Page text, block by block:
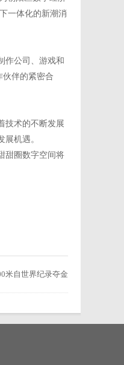
一体化的新潮消
作公司、游戏和
伙伴的紧密合
技术的不断发展
机遇。
甜圈数字空间将
米自世界纪录夺金